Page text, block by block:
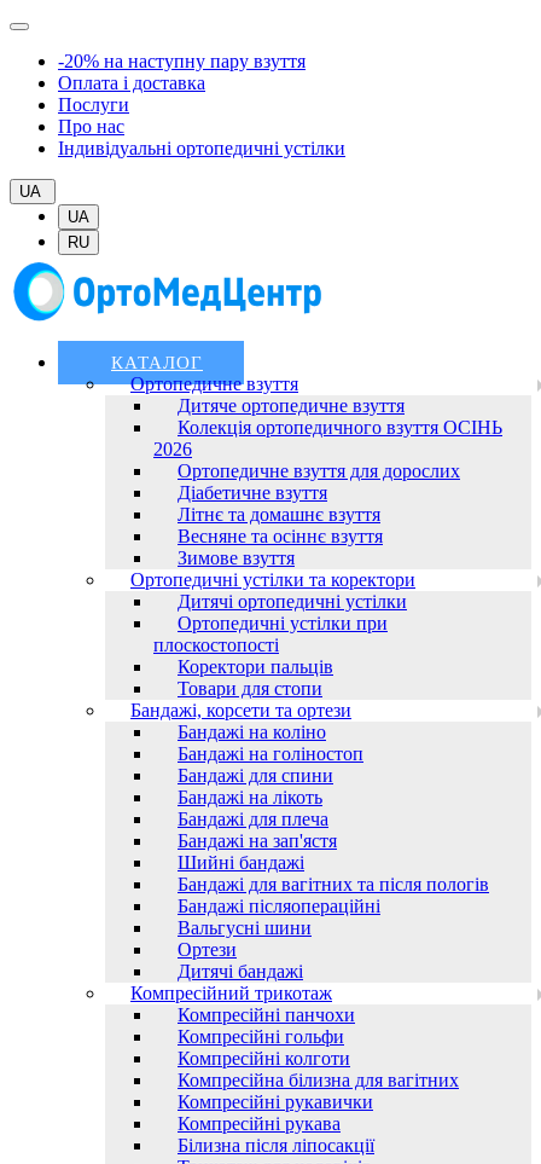
-20% на наступну пару взуття
Оплата і доставка
Послуги
Про нас
Індивідуальні ортопедичні устілки
UA
UA
RU
КАТАЛОГ
Ортопедичне взуття
Дитяче ортопедичне взуття
Колекція ортопедичного взуття ОСІНЬ
2026
Ортопедичне взуття для дорослих
Діабетичне взуття
Літнє та домашнє взуття
Весняне та осіннє взуття
Зимове взуття
Ортопедичні устілки та коректори
Дитячі ортопедичні устілки
Ортопедичні устілки при
плоскостопості
Коректори пальців
Товари для стопи
Бандажі, корсети та ортези
Бандажі на коліно
Бандажі на голіностоп
Бандажі для спини
Бандажі на лікоть
Бандажі для плеча
Бандажі на зап'ястя
Шийні бандажі
Бандажі для вагітних та після пологів
Бандажі післяопераційні
Вальгусні шини
Ортези
Дитячі бандажі
Компресійний трикотаж
Компресійні панчохи
Компресійні гольфи
Компресійні колготи
Компресійна білизна для вагітних
Компресійні рукавички
Компресійні рукава
Білизна після ліпосакції